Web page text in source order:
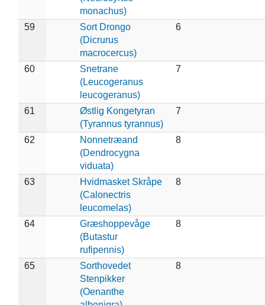
monachus)
59
Sort Drongo
(Dicrurus
macrocercus)
6
60
Snetrane
(Leucogeranus
leucogeranus)
7
61
Østlig Kongetyran
(Tyrannus tyrannus)
7
62
Nonnetræand
(Dendrocygna
viduata)
8
63
Hvidmasket Skråpe
(Calonectris
leucomelas)
8
64
Græshoppevåge
(Butastur
rufipennis)
8
65
Sorthovedet
Stenpikker
(Oenanthe
8